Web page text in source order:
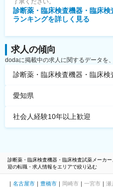
了承ください。
診断薬・臨床検査機器・臨床検
ランキングを詳しく見る
求人の傾向
dodaに掲載中の求人に関するデータを
診断薬・臨床検査機器・臨床検
愛知県
社会人経験10年以上歓迎
診断薬・臨床検査機器・臨床検査試薬メーカ
迎の転職・求人情報をエリアで絞り込む
名古屋市 豊橋市 岡崎市 一宮市 瀬